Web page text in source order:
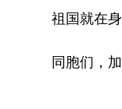
祖国就在
同胞们，加